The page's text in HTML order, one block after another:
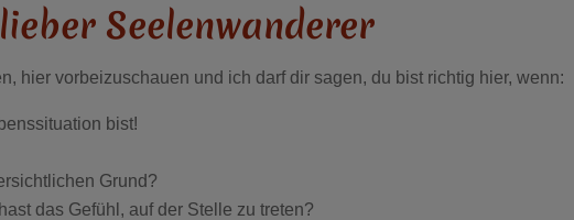
Seelenwanderer
hier vorbeizuschauen und ich darf dir sagen, du bist richtig hier, wenn:
bist!
Grund?
das Gefühl, auf der Stelle zu treten?